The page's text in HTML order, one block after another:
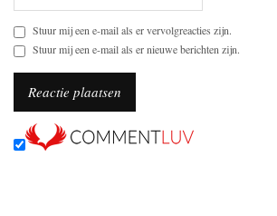
Stuur mij een e-mail als er vervolgreacties zijn.
Stuur mij een e-mail als er nieuwe berichten zijn.